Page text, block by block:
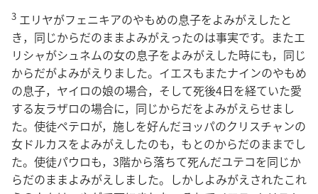
3 エリヤがフェニキアのやもめの息子をよみがえしたと
き，同じからだのままよみがえったのは事実です。またエ
リシャがシュネムの女の息子をよみがえした時にも，同じ
からだがよみがえりました。イエスもまたナインのやもめ
の息子，ヤイロの娘の場合，そして死後4日を経ていた愛
する友ラザロの場合に，同じからだをよみがえらせまし
た。使徒ペテロが，施しを好んだヨッパのクリスチャンの
女ドルカスをよみがえしたのも，もとのからだのままでし
た。使徒パウロも，3階から落ちて死んだユテコを同じか
らだのままよみがえしました。しかしよみがえされたこれ